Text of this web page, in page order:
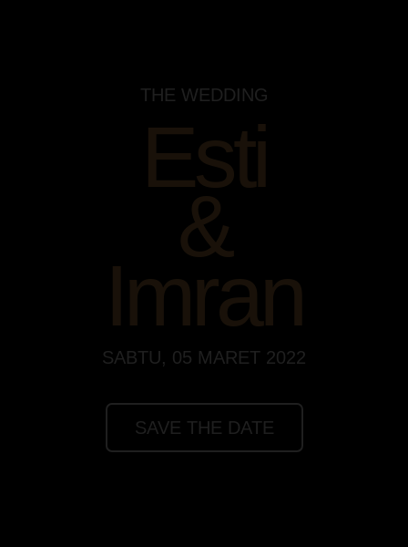
THE WEDDING
Esti
&
Imran
SABTU, 05 MARET 2022
SAVE THE DATE